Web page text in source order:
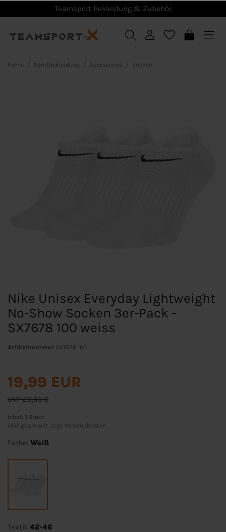
Teamsport Bekleidung & Zubehör
Home Sportbekleidung Accessoires Socken
Nike Unisex Everyday Lightweight
No-Show Socken 3er-Pack -
SX7678 100 weiss
Artikelnummer SX7678 100
UVP 23,95 €
19,99 EUR
Inhalt 1 Stück
inkl. ges. MwSt. zzgl.
Versandkosten
Farbe: Weiß
Textil: 42-46